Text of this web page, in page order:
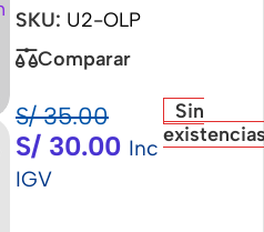
SKU: U2-OLP
Comparar
S/35.00
S/ 30.00 Inc
IGV
Sin